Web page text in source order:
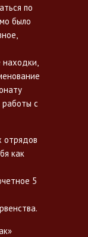
по
было
работы с
отрядов
как
5